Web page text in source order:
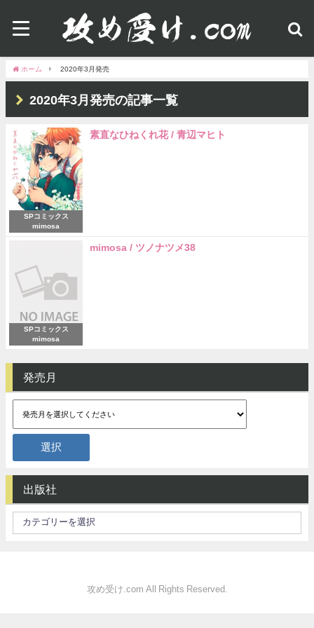
ホーム 2020年3月発売
2020年3月発売の記事一覧
SPコミックス
mimosa
素直なひねくれ花 / 青辺マヒト
SPコミックス
mimosa
mimosa / ツノナツメ38
発売月
出版社
攻め受け.com All Rights Reserved.